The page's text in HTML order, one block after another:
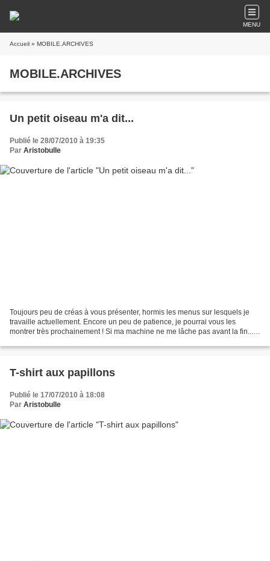
MENU
Accueil » MOBILE.ARCHIVES
MOBILE.ARCHIVES
Un petit oiseau m'a dit...
Publié le 28/07/2010 à 19:35
Par Aristobulle
Toujours peu de créas à vous présenter, hormis les menus sur lesquels je
travaille actuellement. Encore un peu de patience, je pourrai vous les
montrer très prochainement ! Si ma machine ne me lâche pas avant la fin...
T-shirt aux papillons
Publié le 17/07/2010 à 18:08
Par Aristobulle